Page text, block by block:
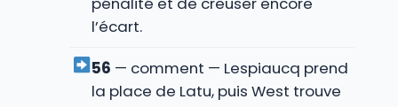
l’écart.
56 — comment — Lespiaucq prend
la place de Latu, puis West trouve